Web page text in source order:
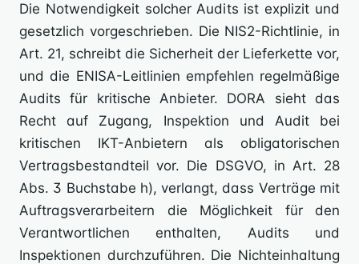
Die Notwendigkeit solcher Audits ist explizit und
gesetzlich vorgeschrieben. Die NIS2-Richtlinie, in
Art. 21, schreibt die Sicherheit der Lieferkette vor,
und die ENISA-Leitlinien empfehlen regelmäßige
Audits für kritische Anbieter. DORA sieht das
Recht auf Zugang, Inspektion und Audit bei
kritischen IKT-Anbietern als obligatorischen
Vertragsbestandteil vor. Die DSGVO, in Art. 28
Abs. 3 Buchstabe h), verlangt, dass Verträge mit
Auftragsverarbeitern die Möglichkeit für den
Verantwortlichen enthalten, Audits und
Inspektionen durchzuführen. Die Nichteinhaltung